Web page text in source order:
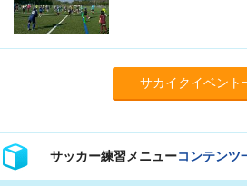
サカイクイベント
サッカー練習メニューコンテンツ